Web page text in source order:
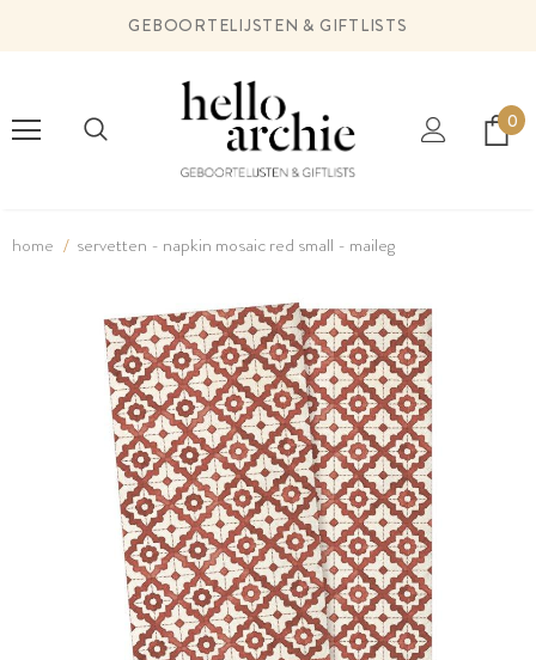
GEBOORTELIJSTEN & GIFTLISTS
0
home servetten - napkin mosaic red small - maileg